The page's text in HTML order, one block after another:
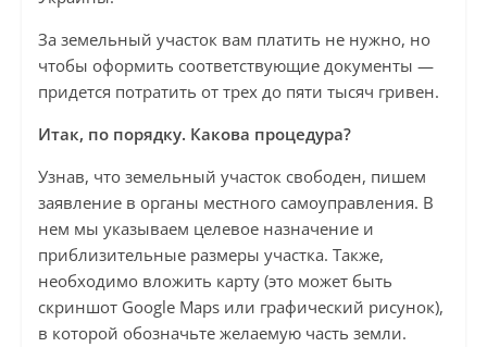
За земельный участок вам платить не нужно, но
чтобы оформить соответствующие документы —
придется потратить от трех до пяти тысяч гривен.
Итак, по порядку. Какова процедура?
Узнав, что земельный участок свободен, пишем
заявление в органы местного самоуправления. В
нем мы указываем целевое назначение и
приблизительные размеры участка. Также,
необходимо вложить карту (это может быть
скриншот Google Maps или графический рисунок),
в которой обозначьте желаемую часть земли.